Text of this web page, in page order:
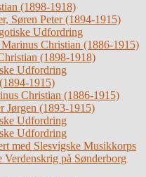
(1898-1918)
Søren Peter (1894-1915)
Udfordring
Christian (1886-1915)
(1898-1918)
Udfordring
1915)
Christian (1886-1915)
Jørgen (1893-1915)
Udfordring
Udfordring
med Slesvigske Musikkorps
Verdenskrig på Sønderborg